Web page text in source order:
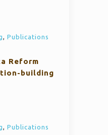
, Publications
Reform
building
, Publications